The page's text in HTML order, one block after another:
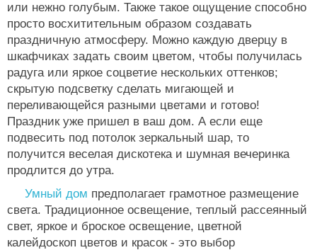
или нежно голубым. Также такое ощущение способно
просто восхитительным образом создавать
праздничную атмосферу. Можно каждую дверцу в
шкафчиках задать своим цветом, чтобы получилась
радуга или яркое соцветие нескольких оттенков;
скрытую подсветку сделать мигающей и
переливающейся разными цветами и готово!
Праздник уже пришел в ваш дом. А если еще
подвесить под потолок зеркальный шар, то
получится веселая дискотека и шумная вечеринка
продлится до утра.
Умный дом предполагает грамотное размещение
света. Традиционное освещение, теплый рассеянный
свет, яркое и броское освещение, цветной
калейдоскоп цветов и красок - это выбор